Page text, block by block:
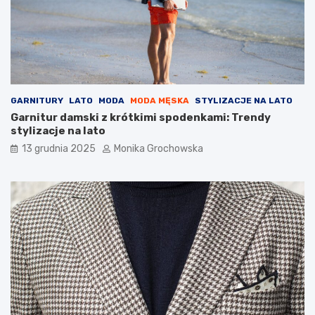
a
t
o
o
w
a
d
ć
g
o
d
o
r
u
t
y
n
t
a
r
GARNITURY LATO MODA MODA MĘSKA STYLIZACJE NA LATO
Garnitur damski z krótkimi spodenkami: Trendy
stylizacje na lato
13 grudnia 2025 Monika Grochowska